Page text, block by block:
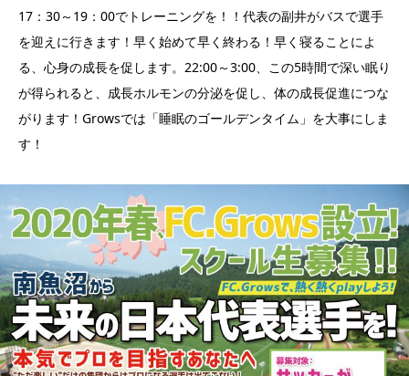
17：30～19：00でトレーニングを！！代表の副井がバスで選手
を迎えに行きます！早く始めて早く終わる！早く寝ることによ
る、心身の成長を促します。22:00～3:00、この5時間で深い眠り
が得られると、成長ホルモンの分泌を促し、体の成長促進につな
がります！Growsでは「睡眠のゴールデンタイム」を大事にしま
す！